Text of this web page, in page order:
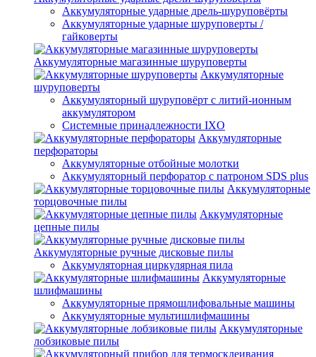
Аккумуляторные ударные дрель-шуруповёрты
Аккумуляторные ударные шуруповерты /
гайковерты
Аккумуляторные магазинные шуруповерты
Аккумуляторные
шуруповерты
Аккумуляторный шуруповёрт с литий-ионным
аккумулятором
Системные принадлежности IXO
Аккумуляторные
перфораторы
Аккумуляторные отбойные молотки
Аккумуляторный перфоратор с патроном SDS plus
Аккумуляторные
торцовочные пилы
Аккумуляторные
цепные пилы
Аккумуляторные ручные дисковые пилы
Аккумуляторная циркулярная пила
Аккумуляторные
шлифмашины
Аккумуляторные прямошлифовальные машины
Аккумуляторные мультишлифмашины
Аккумуляторные
лобзиковые пилы